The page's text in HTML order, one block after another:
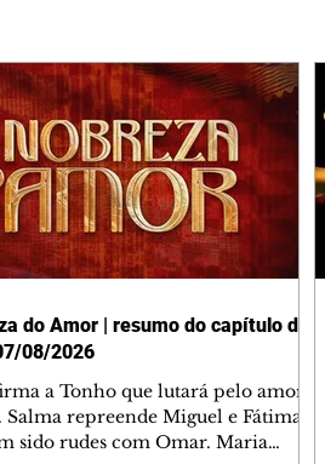
do Amor | resumo do capítulo de
08/2026
a Tonho que lutará pelo amor
Salma repreende Miguel e Fátima
sido rudes com Omar. Maria